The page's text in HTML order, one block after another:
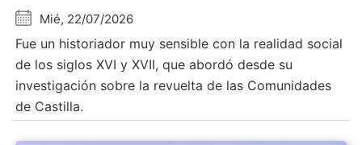
Mié, 22/07/2026
Fue un historiador muy sensible con la realidad social
de los siglos XVI y XVII, que abordó desde su
investigación sobre la revuelta de las Comunidades
de Castilla.